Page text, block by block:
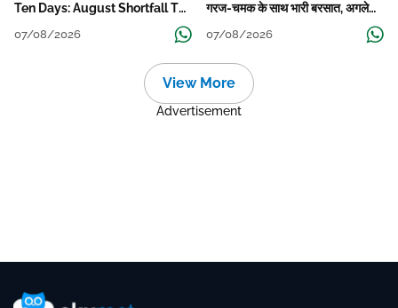
Ten Days: August Shortfall To
07/08/2026
गरज-चमक के साथ भारी बरसात, अगले
07/08/2026
View More
Advertisement